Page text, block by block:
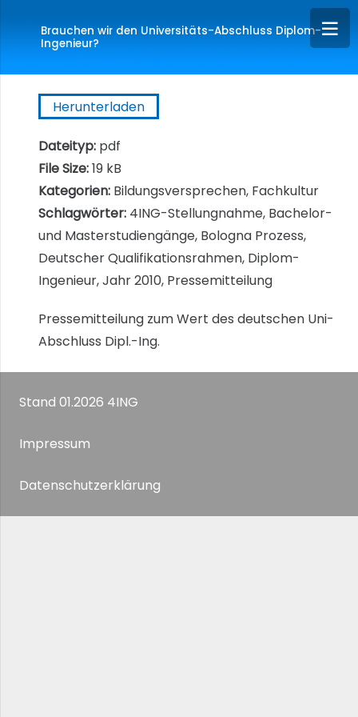
Brauchen wir den Universitäts-Abschluss Diplom-
Ingenieur?
Pressemitteilung zum Wert des deutschen Uni-
Abschluss Dipl.-Ing.
Herunterladen
Dateityp: pdf
File Size:19 kB
Kategorien: Bildungsversprechen, Fachkultur
Schlagwörter: 4ING-Stellungnahme, Bachelor-
und Masterstudiengänge, Bologna Prozess,
Deutscher Qualifikationsrahmen, Diplom-
Ingenieur, Jahr 2010, Pressemitteilung
Stand 01.2026 4ING
Impressum
Datenschutzerklärung